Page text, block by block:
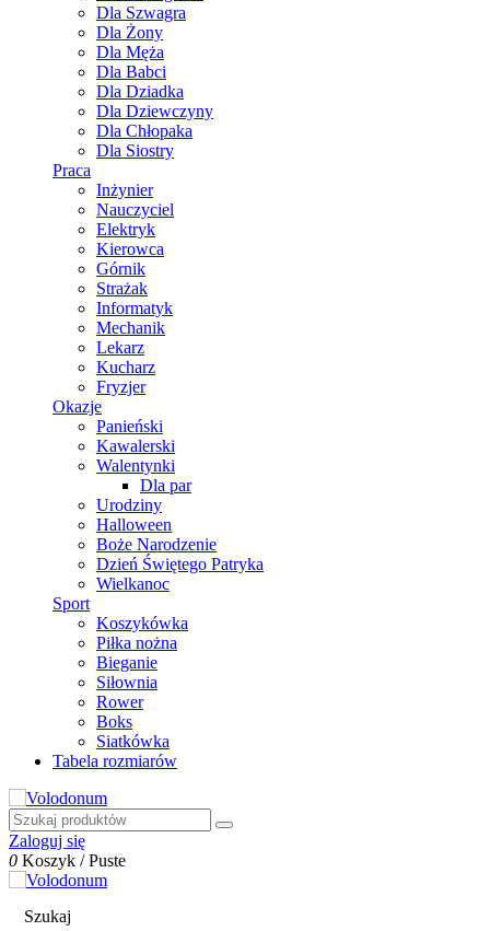
Dla Szwagra
Dla Żony
Dla Męża
Dla Babci
Dla Dziadka
Dla Dziewczyny
Dla Chłopaka
Dla Siostry
Praca
Inżynier
Nauczyciel
Elektryk
Kierowca
Górnik
Strażak
Informatyk
Mechanik
Lekarz
Kucharz
Fryzjer
Okazje
Panieński
Kawalerski
Walentynki
Dla par
Urodziny
Halloween
Boże Narodzenie
Dzień Świętego Patryka
Wielkanoc
Sport
Koszykówka
Piłka nożna
Bieganie
Siłownia
Rower
Boks
Siatkówka
Tabela rozmiarów
Zaloguj się
0 Koszyk /Puste
Szukaj